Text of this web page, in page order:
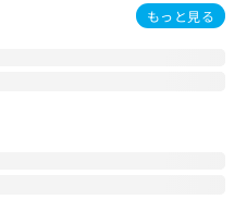
もっと見る